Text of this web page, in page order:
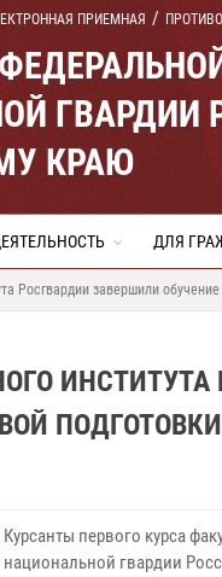
ПРИЕМНАЯ
ГВАРДИИ
КРАЮ
ДЛЯ
Росгвардии завершили
ПОДГОТОВКИ
Курсанты первого курса
национальной гвардии